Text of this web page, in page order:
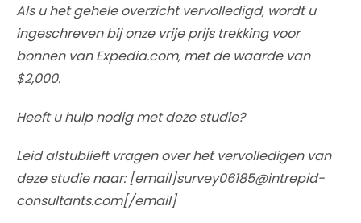
Als u het gehele overzicht vervolledigd, wordt u
ingeschreven bij onze vrije prijs trekking voor
bonnen van Expedia.com, met de waarde van
$2,000.
Heeft u hulp nodig met deze studie?
Leid alstublieft vragen over het vervolledigen van
deze studie naar: [email]survey06185@intrepid-
consultants.com[/email]